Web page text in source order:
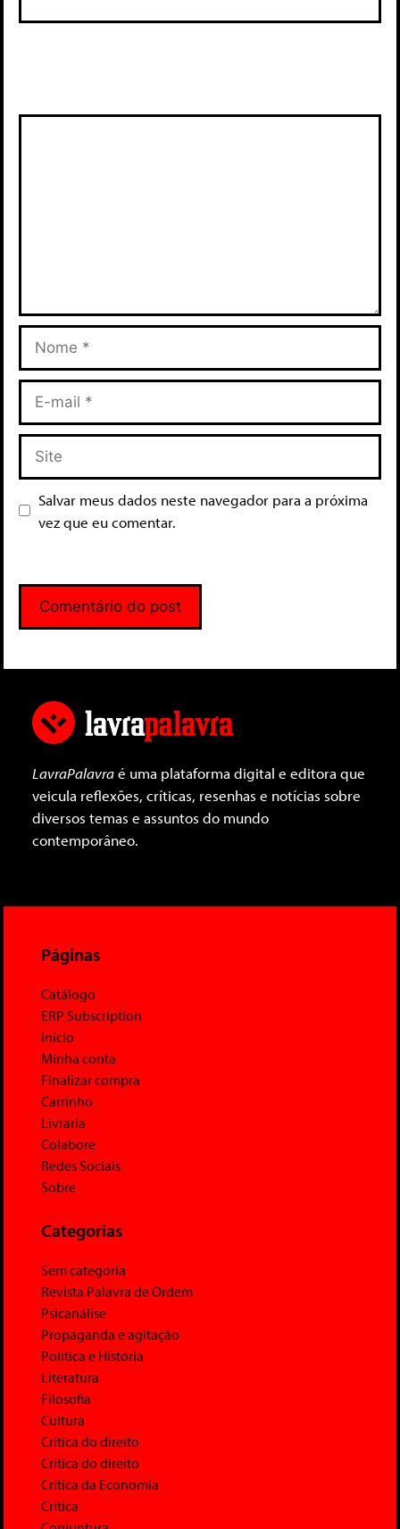
Salvar meus dados neste navegador para a próxima
vez que eu comentar.
LavraPalavraé uma plataforma digital e editora que
veicula reflexões, críticas, resenhas e notícias sobre
diversos temas e assuntos do mundo
contemporâneo.
Páginas
Catálogo
ERP Subscription
Início
Minha conta
Finalizar compra
Carrinho
Livraria
Colabore
Redes Sociais
Sobre
Categorias
Sem categoria
Revista Palavra de Ordem
Psicanálise
Propaganda e agitação
Política e História
Literatura
Filosofia
Cultura
Crítica do direito
Crítica do direito
Crítica da Economia
Crítica